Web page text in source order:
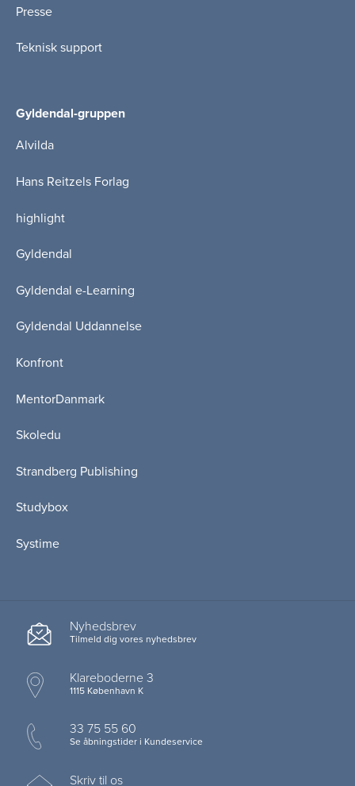
Presse
Teknisk support
Gyldendal-gruppen
Alvilda
Hans Reitzels Forlag
highlight
Gyldendal
Gyldendal e-Learning
Gyldendal Uddannelse
Konfront
MentorDanmark
Skoledu
Strandberg Publishing
Studybox
Systime
Nyhedsbrev
Tilmeld dig vores nyhedsbrev
Klareboderne 3
1115 København K
33 75 55 60
Se åbningstider i Kundeservice
Skriv til os